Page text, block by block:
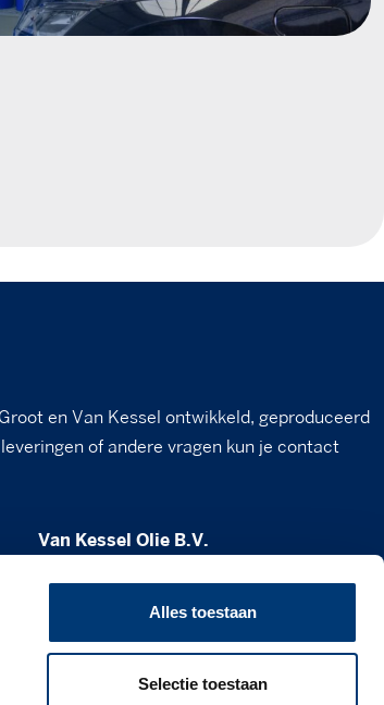
Alles toestaan
Selectie toestaan
en Van Kessel ontwikkeld, geproduceerd
of andere vragen kun je contact
Van Kessel Olie B.V.
verkoop@vankesselolie.nl
0492 - 34 12 21